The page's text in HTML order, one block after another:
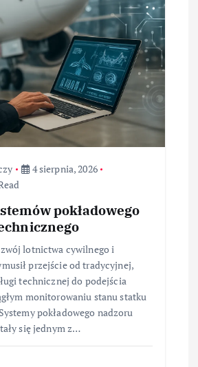
4 sierpnia, 2026
pokładowego
lotnictwa cywilnego i
przejście od tradycyjnej,
technicznej do podejścia
monitorowaniu stanu statku
pokładowego nadzoru
się jednym z…